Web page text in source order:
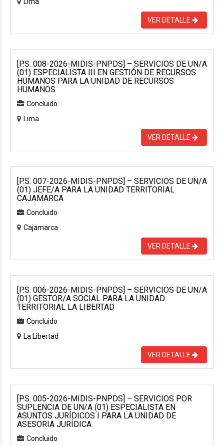
VER DETALLE
[P.S. 008-2026-MIDIS-PNPDS] – SERVICIOS DE UN/A
(01) ESPECIALISTA III EN GESTIÓN DE RECURSOS
HUMANOS PARA LA UNIDAD DE RECURSOS
HUMANOS
Concluido
Lima
VER DETALLE
[P.S. 007-2026-MIDIS-PNPDS] – SERVICIOS DE UN/A
(01) JEFE/A PARA LA UNIDAD TERRITORIAL
CAJAMARCA
Concluido
Cajamarca
VER DETALLE
[P.S. 006-2026-MIDIS-PNPDS] – SERVICIOS DE UN/A
(01) GESTOR/A SOCIAL PARA LA UNIDAD
TERRITORIAL LA LIBERTAD
Concluido
La Libertad
VER DETALLE
[P.S. 005-2026-MIDIS-PNPDS] – SERVICIOS POR
SUPLENCIA DE UN/A (01) ESPECIALISTA EN
ASUNTOS JURÍDICOS I PARA LA UNIDAD DE
ASESORIA JURÍDICA
Concluido